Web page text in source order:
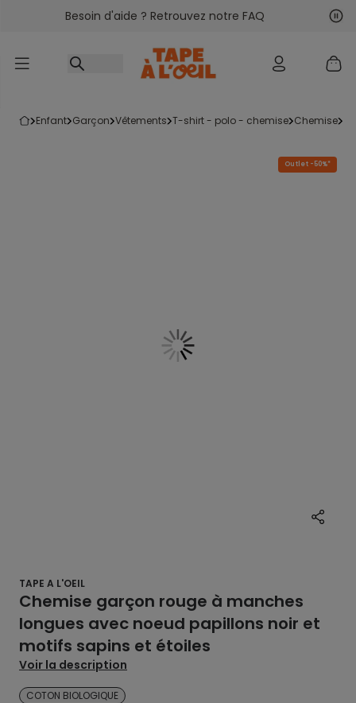
Accéder au contenu
Besoin d'aide ? Retrouvez notre FAQ
enfant garçon vêtements t-shirt - polo - chemise chemise
Outlet -50%*
TAPE A L'OEIL
Chemise garçon rouge à manches
longues avec noeud papillons noir et
motifs sapins et étoiles
Voir la description
COTON BIOLOGIQUE